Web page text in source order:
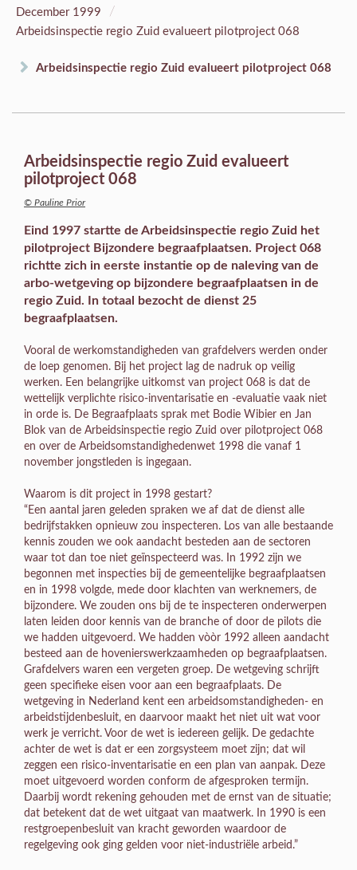
December 1999 /
Arbeidsinspectie regio Zuid evalueert pilotproject 068
Arbeidsinspectie regio Zuid evalueert pilotproject 068
Arbeidsinspectie regio Zuid evalueert
pilotproject 068
© Pauline Prior
Eind 1997 startte de Arbeidsinspectie regio Zuid het
pilotproject Bijzondere begraafplaatsen. Project 068
richtte zich in eerste instantie op de naleving van de
arbo-wetgeving op bijzondere begraafplaatsen in de
regio Zuid. In totaal bezocht de dienst 25
begraafplaatsen.
Vooral de werkomstandigheden van grafdelvers werden onder
de loep genomen. Bij het project lag de nadruk op veilig
werken. Een belangrijke uitkomst van project 068 is dat de
wettelijk verplichte risico-inventarisatie en -evaluatie vaak niet
in orde is. De Begraafplaats sprak met Bodie Wibier en Jan
Blok van de Arbeidsinspectie regio Zuid over pilotproject 068
en over de Arbeidsomstandighedenwet 1998 die vanaf 1
november jongstleden is ingegaan.
Waarom is dit project in 1998 gestart?
“Een aantal jaren geleden spraken we af dat de dienst alle
bedrijfstakken opnieuw zou inspecteren. Los van alle bestaande
kennis zouden we ook aandacht besteden aan de sectoren
waar tot dan toe niet geïnspecteerd was. In 1992 zijn we
begonnen met inspecties bij de gemeentelijke begraafplaatsen
en in 1998 volgde, mede door klachten van werknemers, de
bijzondere. We zouden ons bij de te inspecteren onderwerpen
laten leiden door kennis van de branche of door de pilots die
we hadden uitgevoerd. We hadden vòòr 1992 alleen aandacht
besteed aan de hovenierswerkzaamheden op begraafplaatsen.
Grafdelvers waren een vergeten groep. De wetgeving schrijft
geen specifieke eisen voor aan een begraafplaats. De
wetgeving in Nederland kent een arbeidsomstandigheden- en
arbeidstijdenbesluit, en daarvoor maakt het niet uit wat voor
werk je verricht. Voor de wet is iedereen gelijk. De gedachte
achter de wet is dat er een zorgsysteem moet zijn; dat wil
zeggen een risico-inventarisatie en een plan van aanpak. Deze
moet uitgevoerd worden conform de afgesproken termijn.
Daarbij wordt rekening gehouden met de ernst van de situatie;
dat betekent dat de wet uitgaat van maatwerk. In 1990 is een
restgroepenbesluit van kracht geworden waardoor de
regelgeving ook ging gelden voor niet-industriële arbeid.”